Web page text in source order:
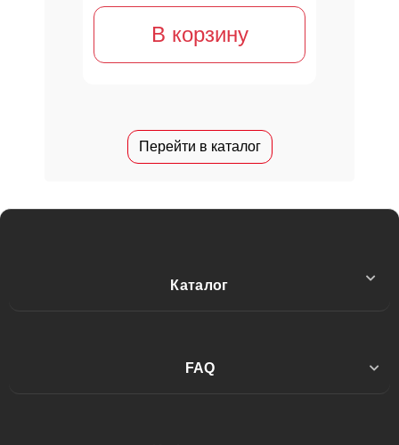
В корзину
Перейти в каталог
Каталог
FAQ